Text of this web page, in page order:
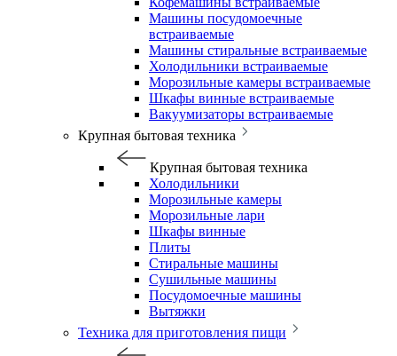
Машины посудомоечные
встраиваемые
Машины стиральные встраиваемые
Холодильники встраиваемые
Морозильные камеры встраиваемые
Шкафы винные встраиваемые
Вакуумизаторы встраиваемые
Крупная бытовая техника
Крупная бытовая техника
Холодильники
Морозильные камеры
Морозильные лари
Шкафы винные
Плиты
Стиральные машины
Сушильные машины
Посудомоечные машины
Вытяжки
Техника для приготовления пищи